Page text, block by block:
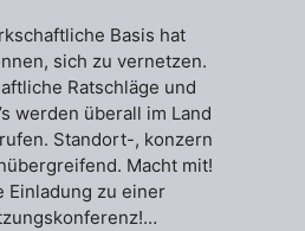
Basis hat
sich zu vernetzen.
Ratschläge und
werden überall im Land
Standort-, konzern
Macht mit!
Einladung zu einer